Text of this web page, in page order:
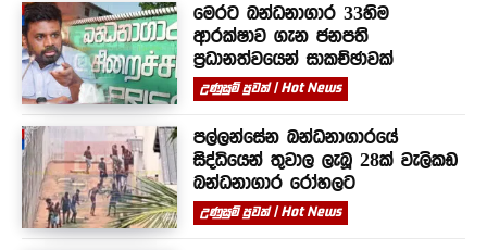
මෙරට බන්ධනාගාර 33හිම
ආරක්ෂාව ගැන ජනපති
ප්‍රධානත්වයෙන් සාකච්ඡාවක්
උණුසුම් පුවත් | Hot News
පල්ලන්සේන බන්ධනාගාරයේ
සිද්ධියෙන් තුවාල ලැබූ 28ක් වැලිකඩ
බන්ධනාගාර රෝහලට
උණුසුම් පුවත් | Hot News